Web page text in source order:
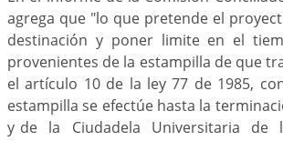
agrega que "lo que pretende el
destinación y poner limite en el
provenientes de la estampilla de que
el artículo 10 de la ley 77 de 1985,
estampilla se efectúe hasta la
y de la Ciudadela Universitaria de